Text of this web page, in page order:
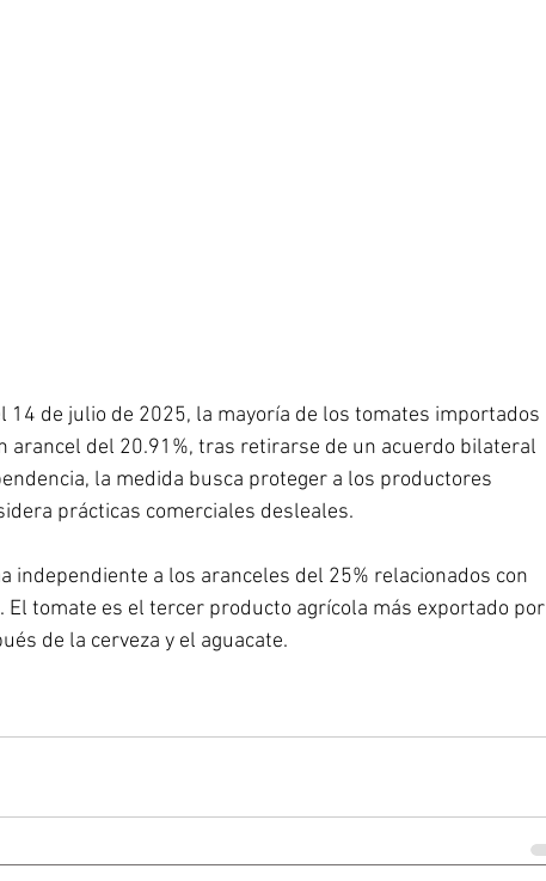
14 de julio de 2025, la mayoría de los tomates importados
arancel del 20.91%, tras retirarse de un acuerdo bilateral
la medida busca proteger a los productores
prácticas comerciales desleales.
independiente a los aranceles del 25% relacionados con
tomate es el tercer producto agrícola más exportado por
de la cerveza y el aguacate.